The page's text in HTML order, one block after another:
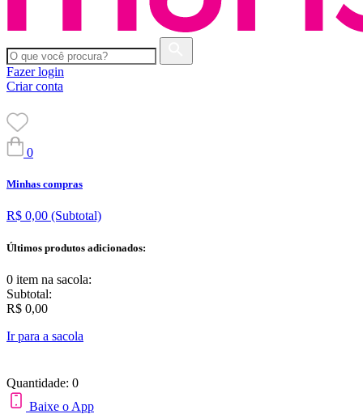
Fazer login
Criar conta
0
Minhas compras
R$ 0,00 (Subtotal)
Últimos produtos adicionados:
0 item na sacola:
Subtotal:
R$ 0,00
Ir para a sacola
Quantidade: 0
Baixe o App